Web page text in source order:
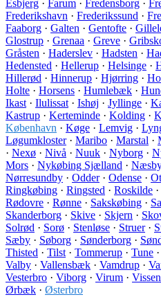
Esbjerg · Farum · Fredensborg ·
Frederikshavn · Frederikssund ·
Faaborg · Galten · Gentofte ·
Glostrup · Grenaa · Greve ·
Gråsten · Haderslev · Hadsten ·
Hedensted · Hellerup · Helsinge ·
Hillerød · Hinnerup · Hjørring ·
Holte · Horsens · Humlebæk ·
Ikast · Ilulissat · Ishøj · Jyllinge ·
Kastrup · Kerteminde · Kolding ·
København · Køge · Lemvig ·
Løgumkloster· Maribo · Marstal ·
· Nexø · Nivå · Nuuk · Nyborg ·
Mors · Nykøbing Sjælland ·
Nørresundby · Odder· Odense ·
Ringkøbing · Ringsted · Roskilde ·
Rødovre · Rønne · Sakskøbing ·
Skanderborg · Skive · Skjern ·
Solrød · Sorø · Stenløse · Struer·
Sæby · Søborg · Sønderborg ·
Thisted · Tilst · Tommerup · Tune ·
Valby · Vallensbæk · Vamdrup ·
Vesterbro · Viborg · Virum ·
Ørbæk · Østerbro